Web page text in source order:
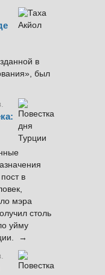
в
был
в
мэра
столь
уйму
→